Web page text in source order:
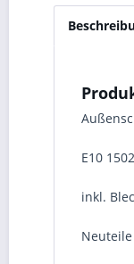
E10
inkl.